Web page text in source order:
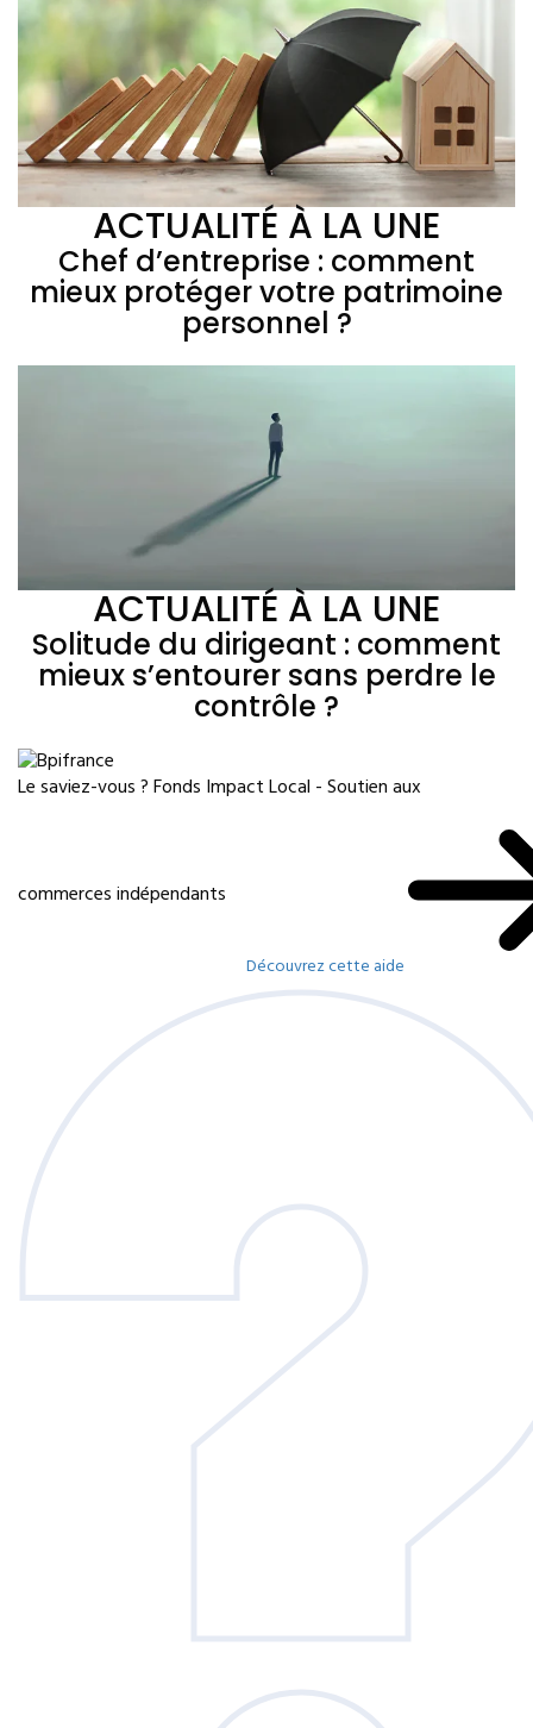
ACTUALITÉ À LA UNE
Chef d’entreprise : comment
mieux protéger votre patrimoine
personnel ?
ACTUALITÉ À LA UNE
Solitude du dirigeant : comment
mieux s’entourer sans perdre le
contrôle ?
Le saviez-vous ?Fonds Impact Local - Soutien aux
commerces indépendants
Découvrez cette aide